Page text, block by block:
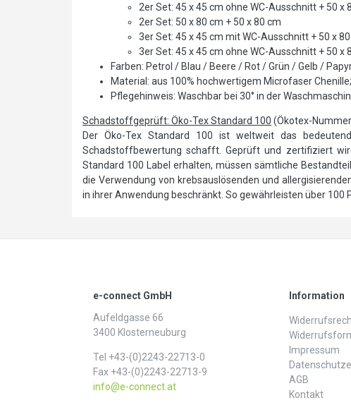
2er Set: 45 x 45 cm ohne WC-Ausschnitt + 50 x
2er Set: 50 x 80 cm + 50 x 80 cm
3er Set: 45 x 45 cm mit WC-Ausschnitt + 50 x
3er Set: 45 x 45 cm ohne WC-Ausschnitt + 50 x
Farben: Petrol / Blau / Beere / Rot / Grün / Gelb /
Material: aus 100% hochwertigem Microfaser
Pflegehinweis: Waschbar bei 30° in der
Schadstoffgeprüft: Öko-Tex Standard 100 (Ökotex-
Der Öko-Tex Standard 100 ist weltweit das
Schadstoffbewertung schafft. Geprüft und zertifiziert
Standard 100 Label erhalten, müssen sämtliche
die Verwendung von krebsauslösenden und
in ihrer Anwendung beschränkt. So gewährleisten über
e-connect GmbH
Aufeldgasse 66
3400 Klosterneuburg
Tel +43-(0)2243-22713-0
Fax +43-(0)2243-22713-9
info@e-connect.at
Information
Impressum
AGB
Kontakt